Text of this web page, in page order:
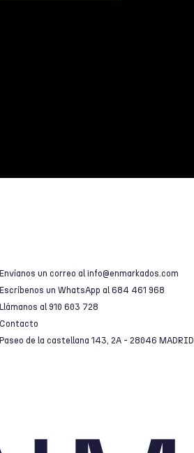
Envíanos un correo al info@enmarkados.com
Escríbenos un WhatsApp al 684 461 968
Llámanos al 910 603 728
Contacto
Paseo de la castellana 143, 2A - 28046 MADRID